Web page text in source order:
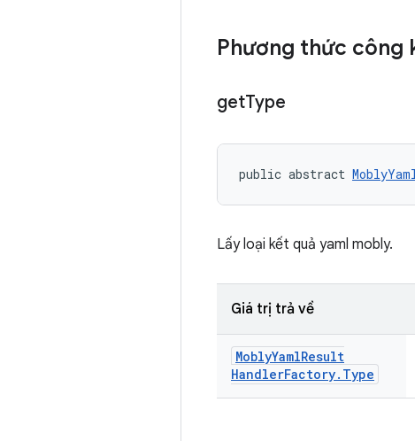
Phương thức công
getType
public abstract
Lấy loại kết quả yaml mobly.
Giá trị trả về
MoblyYamlResult
HandlerFactory. Type